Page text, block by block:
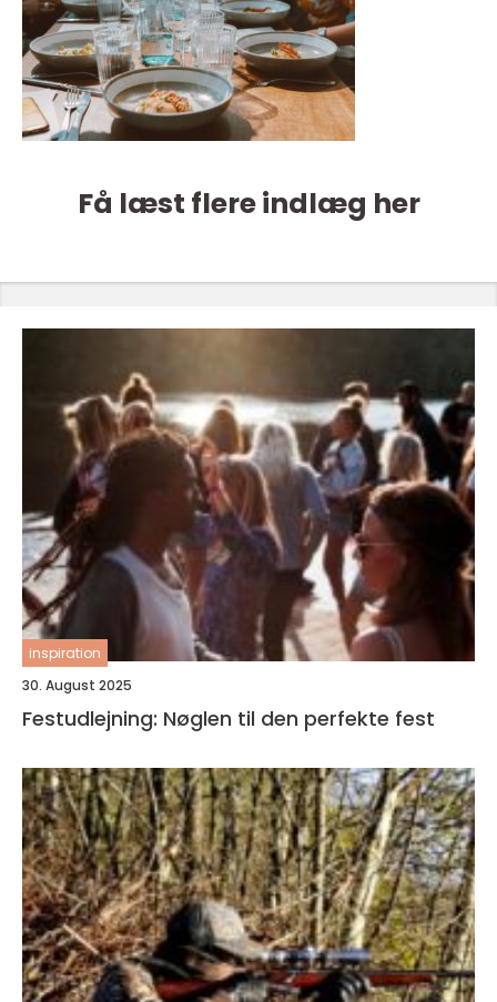
Få læst flere indlæg her
inspiration
30. August 2025
Festudlejning: Nøglen til den perfekte fest